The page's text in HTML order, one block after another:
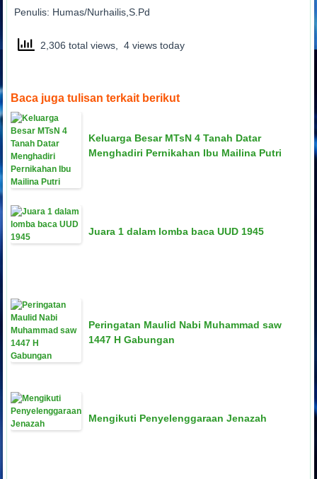
Penulis: Humas/Nurhailis,S.Pd
2,306 total views, 4 views today
Baca juga tulisan terkait berikut
Keluarga Besar MTsN 4 Tanah Datar
Menghadiri Pernikahan Ibu Mailina Putri
Juara 1 dalam lomba baca UUD 1945
Peringatan Maulid Nabi Muhammad saw
1447 H Gabungan
Mengikuti Penyelenggaraan Jenazah